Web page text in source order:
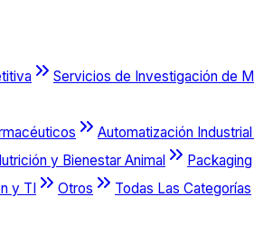
Servicios de Investigación de
Automatización
y Bienestar Animal Packaging
y TI Otros Todas Las Categorías